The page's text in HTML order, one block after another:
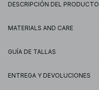
DESCRIPCIÓN DEL PRODUCTO
MATERIALS AND CARE
GUÍA DE TALLAS
ENTREGA Y DEVOLUCIONES